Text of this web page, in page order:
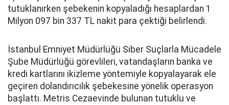
tutuklanırken şebekenin kopyaladığı hesaplardan 1
Milyon 097 bin 337 TL nakit para çektiği belirlendi.
İstanbul Emniyet Müdürlüğü Siber Suçlarla Mücadele
Şube Müdürlüğü görevlileri, vatandaşların banka ve
kredi kartlarını ikizleme yöntemiyle kopyalayarak ele
geçiren dolandırıcılık şebekesine yönelik operasyon
başlattı. Metris Cezaevinde bulunan tutuklu ve